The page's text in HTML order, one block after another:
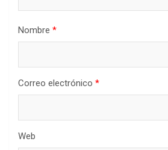
Nombre *
Correo electrónico *
Web